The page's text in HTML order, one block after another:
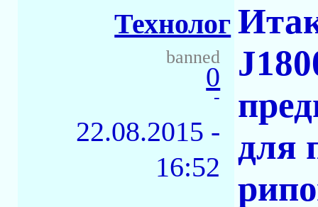
Технолог
banned
0
-
22.08.2015 -
16:52
для